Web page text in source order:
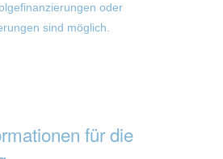
oder
sind möglich.
für die